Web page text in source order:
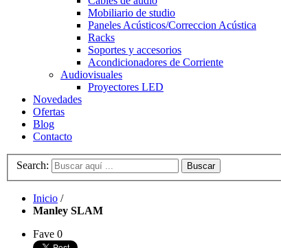
Mobiliario de studio
Paneles Acústicos/Correccion Acústica
Racks
Soportes y accesorios
Acondicionadores de Corriente
Audiovisuales
Proyectores LED
Novedades
Ofertas
Blog
Contacto
Search: Buscar
Inicio /
Manley SLAM
Fave 0